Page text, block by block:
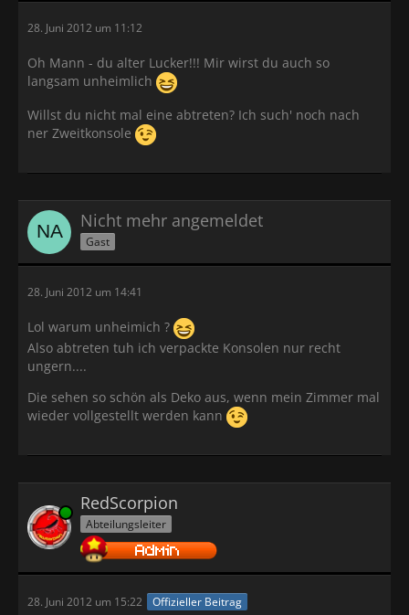
28. Juni 2012 um 11:12
Oh Mann - du alter Lucker!!! Mir wirst du auch so
langsam unheimlich
Willst du nicht mal eine abtreten? Ich such' noch nach
ner Zweitkonsole
Nicht mehr angemeldet
Gast
28. Juni 2012 um 14:41
Lol warum unheimich ?
Also abtreten tuh ich verpackte Konsolen nur recht
ungern....
Die sehen so schön als Deko aus, wenn mein Zimmer mal
wieder vollgestellt werden kann
Online RedScorpion
Abteilungsleiter
28. Juni 2012 um 15:22 Offizieller Beitrag